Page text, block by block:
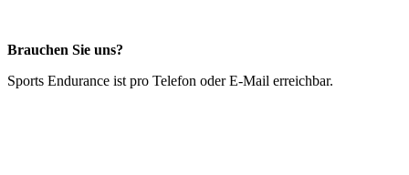
Brauchen Sie uns?
Sports Endurance ist pro Telefon oder E-Mail erreichbar.